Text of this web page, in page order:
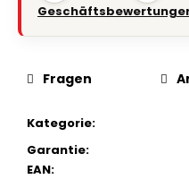
Kategorie:
Garantie:
EAN:
Fragen